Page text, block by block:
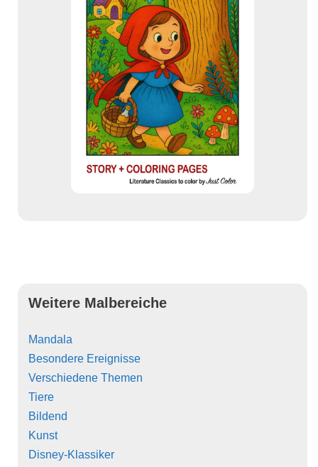
Weitere Malbereiche
Mandala
Besondere Ereignisse
Verschiedene Themen
Tiere
Bildend
Kunst
Disney-Klassiker